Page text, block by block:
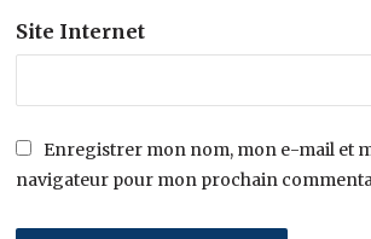
Site Internet
Enregistrer mon nom, mon e-mail et
navigateur pour mon prochain